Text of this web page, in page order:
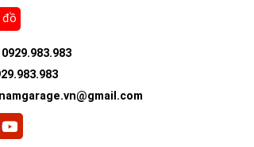
đồ
0929.983.983